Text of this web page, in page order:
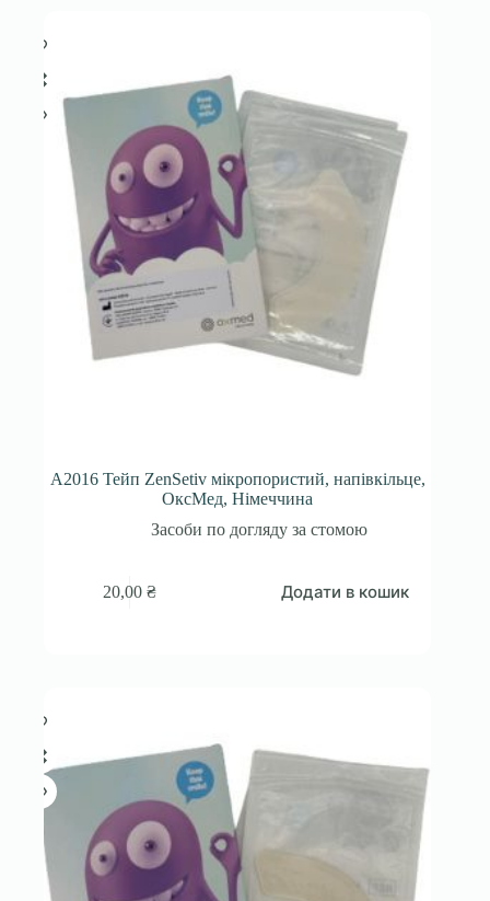
A2016 Тейп ZenSetiv мікропористий, напівкільце,
ОксМед, Німеччина
Засоби по догляду за стомою
20,00₴ Додати в кошик